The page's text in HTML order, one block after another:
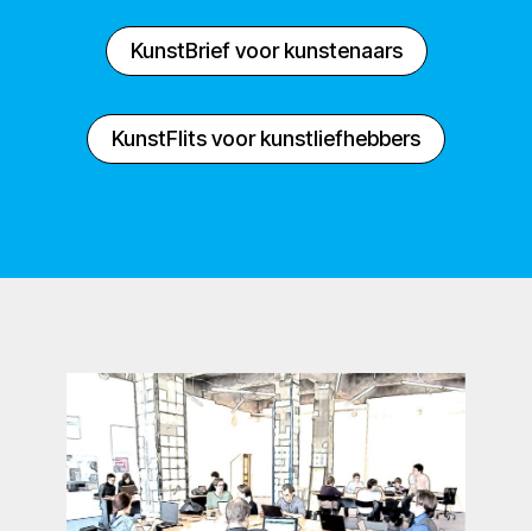
KunstBrief voor kunstenaars
KunstFlits voor kunstliefhebbers